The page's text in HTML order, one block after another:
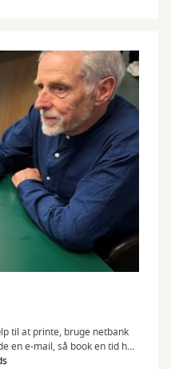
til at printe, bruge netbank
en e-mail, så book en tid hos